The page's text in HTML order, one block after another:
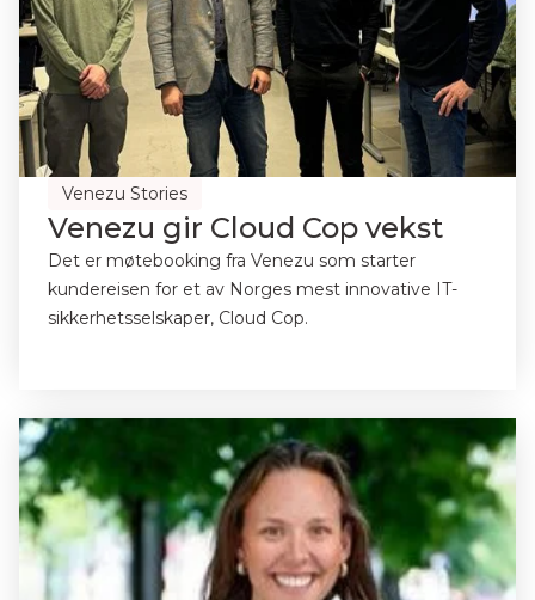
Venezu Stories
Venezu gir Cloud Cop vekst
Det er møtebooking fra Venezu som starter
kundereisen for et av Norges mest innovative IT-
sikkerhetsselskaper, Cloud Cop.